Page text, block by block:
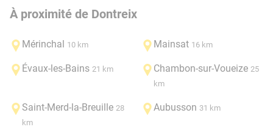
À proximité de Dontreix
Mérinchal 10 km Mainsat 16 km
Évaux-les-Bains 21 km Chambon-sur-Voueize 25
km
Saint-Merd-la-Breuille 28
km
Aubusson 31 km